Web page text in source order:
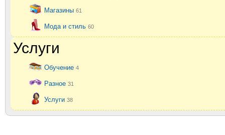
Магазины 61
Мода и стиль 60
Услуги
Обучение 4
Разное 31
Услуги 38